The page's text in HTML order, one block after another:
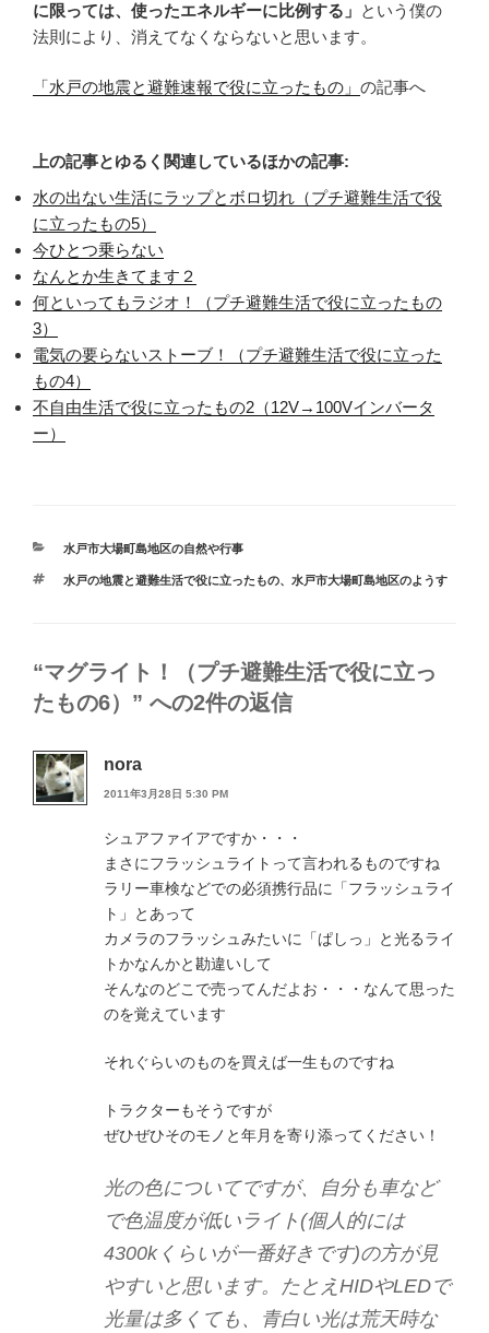
に限っては、使ったエネルギーに比例する」 という僕の
法則により、消えてなくならないと思います。
「水戸の地震と避難速報で役に立ったもの」 の記事へ
上の記事とゆるく関連しているほかの記事:
水の出ない生活にラップとボロ切れ（プチ避難生活で役
に立ったもの5）
今ひとつ乗らない
なんとか生きてます２
何といってもラジオ！（プチ避難生活で役に立ったもの
3）
電気の要らないストーブ！（プチ避難生活で役に立った
もの4）
不自由生活で役に立ったもの2（12V→100Vインバータ
ー）
カ
ゴ
水戸市大場町島地区の自然や行事
タ
水戸の地震と避難生活で役に立ったもの、 水戸市大場町島地区のようす
“マグライト！（プチ避難生活で役に立っ
たもの6）” への2件の返信
nora
2011年3月28日 5:30 PM
シュアファイアですか・・・
まさにフラッシュライトって言われるものですね
ラリー車検などでの必須携行品に「フラッシュライ
ト」とあって
カメラのフラッシュみたいに「ぱしっ」と光るライ
トかなんかと勘違いして
そんなのどこで売ってんだよお・・・なんて思った
のを覚えています
それぐらいのものを買えば一生ものですね
トラクターもそうですが
ぜひぜひそのモノと年月を寄り添ってください！
光の色についてですが、自分も車など
で色温度が低いライト(個人的には
4300kくらいが一番好きです)の方が見
やすいと思います。たとえHIDやLEDで
光量は多くても、青白い光は荒天時な